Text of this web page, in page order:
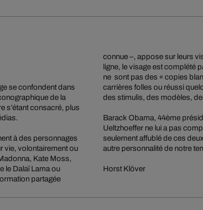
se confondent dans
de la
s’étant consacré, plus
à des personnages
vie, volontairement ou
Kate Moss,
le Dalaï Lama ou
partagée
connue –, appose sur leurs
ligne, le visage est complété
ne sont pas des « copies
carrières folles ou réussi
des stimulis, des modèles,
Barack Obama, 44ème
Ueltzhoeffer ne lui a pas
seulement affublé de ces
autre personnalité de notre
Horst Klöver